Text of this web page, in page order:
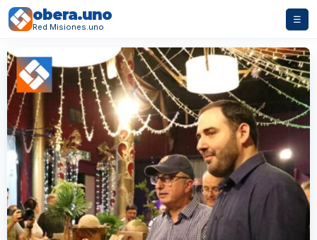
obera.uno
Red Misiones.uno
☰